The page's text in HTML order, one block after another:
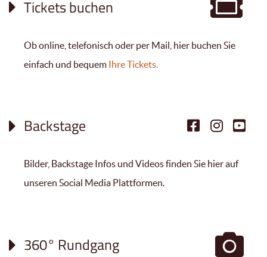
Tickets buchen
Ob online, telefonisch oder per Mail, hier buchen Sie
einfach und bequem Ihre Tickets.
Backstage
Bilder, Backstage Infos und Videos finden Sie hier auf
unseren Social Media Plattformen.
360° Rundgang